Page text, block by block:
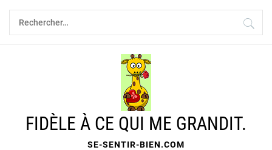
Skip
content
Rechercher :
FIDÈLE À CE QUI ME GRANDIT.
SE-SENTIR-BIEN.COM